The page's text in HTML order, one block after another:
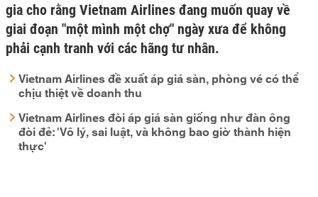
gia cho rằng Vietnam Airlines đang muốn quay về
giai đoạn "một mình một chợ" ngày xưa để không
phải cạnh tranh với các hãng tư nhân.
Vietnam Airlines đề xuất áp giá sàn, phòng vé có thể
chịu thiệt về doanh thu
Vietnam Airlines đòi áp giá sàn giống như đàn ông
đòi đẻ: 'Vô lý, sai luật, và không bao giờ thành hiện
thực'